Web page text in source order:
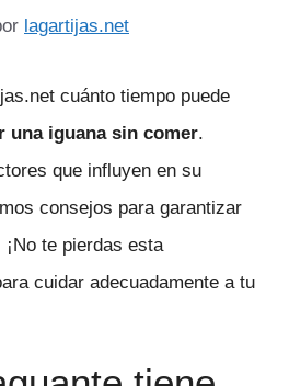
lagartijas.net
cuánto tiempo puede
una iguana sin comer.
que influyen en su
consejos para garantizar
te pierdas esta
cuidar adecuadamente a tu